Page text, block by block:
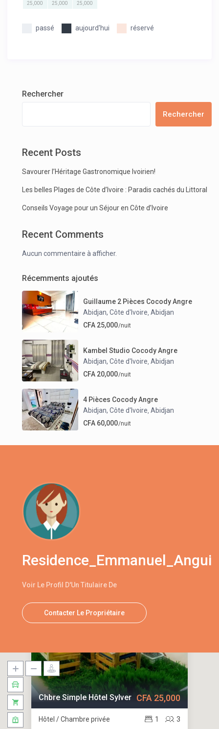
25,000
25,000
25,000
passé aujourd'hui réservé
Rechercher
Rechercher
Recent Posts
Savourer l’Héritage Gastronomique Ivoirien!
Les belles Plages de Côte d’Ivoire : Paradis cachés du Littoral
Conseils Voyage pour un Séjour en Côte d’Ivoire
Recent Comments
Aucun commentaire à afficher.
Récemments ajoutés
Guillaume 2 Pièces Cocody Angre
Abidjan, Côte d'Ivoire ,Abidjan
CFA 25,000/nuit
Kambel Studio Cocody Angre
Abidjan, Côte d'Ivoire ,Abidjan
CFA 20,000/nuit
4 Pièces Cocody Angre
Abidjan, Côte d'Ivoire ,Abidjan
CFA 60,000/nuit
Residence_Emmanuel_Angui
Voir Le Profil D'Un Titulaire De
Contacter Le Propriétaire
Chbre Simple Hôtel Sylver
Hôtel / Chambre privée 3
1
CFA 25,000